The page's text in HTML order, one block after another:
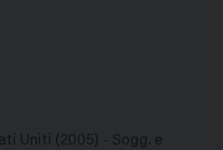
Uniti (2005) - Sogg. e